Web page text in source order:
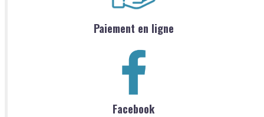
Paiement en ligne
Facebook